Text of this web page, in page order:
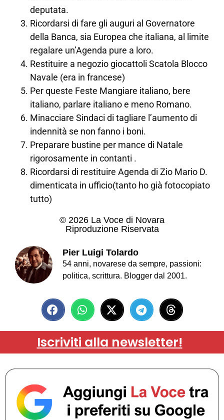
deputata.
Ricordarsi di fare gli auguri al Governatore
della Banca, sia Europea che italiana, al limite
regalare un’Agenda pure a loro.
Restituire a negozio giocattoli Scatola Blocco
Navale (era in francese)
Per queste Feste Mangiare italiano, bere
italiano, parlare italiano e meno Romano.
Minacciare Sindaci di tagliare l’aumento di
indennità se non fanno i boni.
Preparare bustine per mance di Natale
rigorosamente in contanti .
Ricordarsi di restituire Agenda di Zio Mario D.
dimenticata in ufficio(tanto ho già fotocopiato
tutto)
© 2026 La Voce di Novara
Riproduzione Riservata
Pier Luigi Tolardo
54 anni, novarese da sempre, passioni:
politica, scrittura. Blogger dal 2001.
Iscriviti alla newsletter!